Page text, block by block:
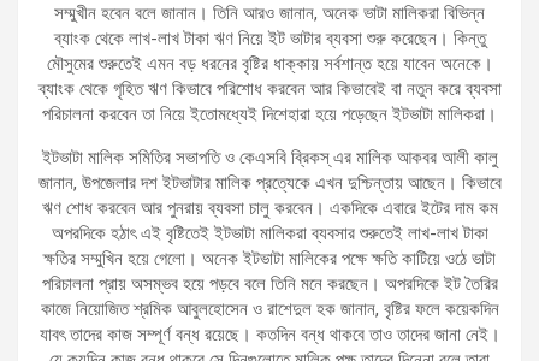
সম্মুখীন হবেন বলে জানান। তিনি আরও জানান, অনেক ভাটা মালিকরা বিভিন্ন
ব্যাংক থেকে লাখ-লাখ টাকা ঋণ নিয়ে ইট ভাটার ব্যবসা শুরু করেছেন। কিন্তু
মৌসুমের শুরুতেই এমন বড় ধরনের বৃষ্টির ধাক্কায় সর্বশান্ত হয়ে যাবেন অনেকে।
ব্যাংক থেকে গৃহিত ঋণ কিভাবে পরিশোধ করবেন আর কিভাবেই বা নতুন করে ব্যবসা
পরিচালনা করবেন তা নিয়ে ইতোমধ্যেই দিশেহারা হয়ে পড়েছেন ইটভাটা মালিকরা।
ইটভাটা মালিক সমিতির সভাপতি ও কেএসবি ব্রিকস্ এর মালিক আকবর আলী কালু
জানান, উপজেলার দশ ইটভাটার মালিক প্রত্যেকে এখন দুশ্চিন্তায় আছেন। কিভাবে
ঋণ শোধ করবেন আর পুনরায় ব্যবসা চালু করবেন। একদিকে এবারে ইটের দাম কম
অপরদিকে হঠাৎ এই বৃষ্টিতেই ইটভাটা মালিকরা ব্যবসার শুরুতেই লাখ-লাখ টাকা
ক্ষতির সম্মুখিন হয়ে গেলো। অনেক ইটভাটা মালিকের পক্ষে ক্ষতি কাটিয়ে ওঠে ভাটা
পরিচালনা প্রায় অসম্ভব হয়ে পড়বে বলে তিনি মনে করছেন। অপরদিকে ইট তৈরির
কাজে নিয়োজিত শ্রমিক আবুলহোসেন ও রাশেদুল হক জানান, বৃষ্টির ফলে কয়েকদিন
যাবৎ তাদের কাজ সম্পূর্ণ বন্ধ রয়েছে। কতদিন বন্ধ থাকবে তাও তাদের জানা নেই।